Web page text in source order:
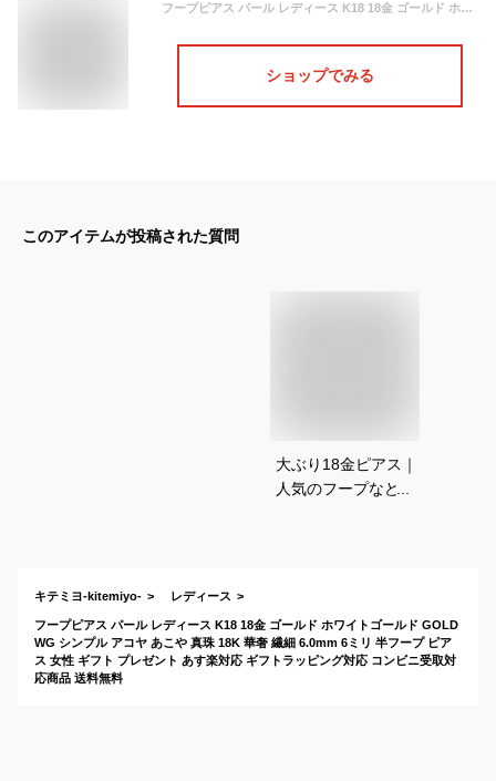
フープピアス パール レディース K18 18金 ゴールド ホワイトゴールド GOLD WG シンプル アコヤ あこや 真珠 18K 華奢 繊細 6.0mm 6ミリ 半フープ ピアス 女性 ギフト プレゼント あす楽対応 ギフトラッピング対応 コンビニ受取対応商品 送料無料
ショップでみる
このアイテムが投稿された質問
大ぶり18金ピアス｜
人気のフープなど大
キテミヨ-kitemiyo- レディース
フープピアス パール レディース K18 18金 ゴールド ホワイトゴールド GOLD
WG シンプル アコヤ あこや 真珠 18K 華奢 繊細 6.0mm 6ミリ 半フープ ピア
ス 女性 ギフト プレゼント あす楽対応 ギフトラッピング対応 コンビニ受取対
応商品 送料無料